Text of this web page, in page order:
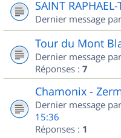
SAINT
Dernier message par
Tour du Mont
Dernier message par
Réponses : 7
Chamonix -
Dernier message par
15:36
Réponses : 1